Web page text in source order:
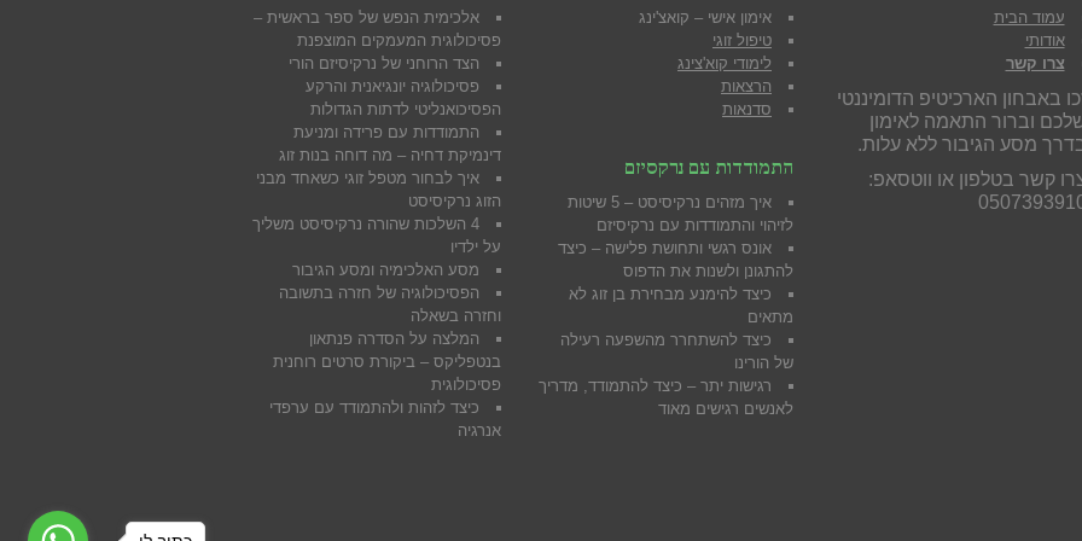
עמוד הבית
אודותי
צרו קשר
באבחון הארכיטיפ הדומיננטי
וברור התאמה לאימון
מסע הגיבור ללא עלות.
קשר בטלפון או ווטסאפ:
אימון אישי – קואצ'ינג
טיפול זוגי
לימודי קוא'צינג
הרצאות
סדנאות
התמודדות עם נרקסיזם
איך מזהים נרקיסיסט – 5 שיטות
לזיהוי והתמודדות עם נרקיסיזם
אונס רגשי ותחושת פלישה – כיצד
להתגונן ולשנות את הדפוס
כיצד להימנע מבחירת בן זוג לא
מתאים
כיצד להשתחרר מהשפעה רעילה
של הורינו
רגישות יתר – כיצד להתמודד, מדריך
לאנשים רגישים מאוד
אלכימית הנפש של ספר בראשית –
פסיכולוגית המעמקים המוצפנת
הצד הרוחני של נרקיסיזם הורי
פסיכולוגיה יונגיאנית והרקע
הפסיכואנליטי לדתות הגדולות
התמודדות עם פרידה ומניעת
דינמיקת דחיה – מה דוחה בנות זוג
איך לבחור מטפל זוגי כשאחד מבני
הזוג נרקיסיסט
4 השלכות שהורה נרקיסיסט משליך
על ילדיו
מסע האלכימיה ומסע הגיבור
הפסיכולוגיה של חזרה בתשובה
וחזרה בשאלה
המלצה על הסדרה פנתאון
בנטפליקס – ביקורת סרטים רוחנית
פסיכולוגית
כיצד לזהות ולהתמודד עם ערפדי
אנרגיה